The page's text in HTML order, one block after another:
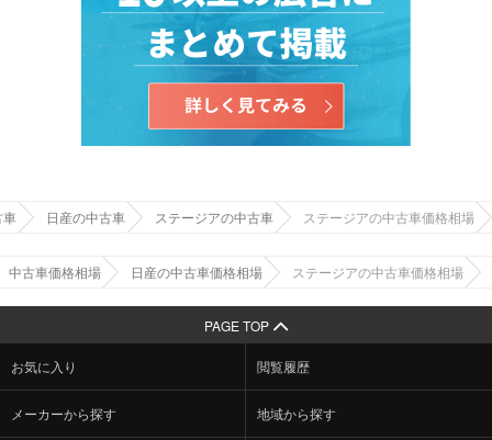
車 日産の中古車 ステージアの中古車 ステージアの中古車価格相場
中古車価格相場 日産の中古車価格相場 ステージアの中古車価格相場
PAGE TOP
お気に入り 閲覧履歴
メーカーから探す 地域から探す